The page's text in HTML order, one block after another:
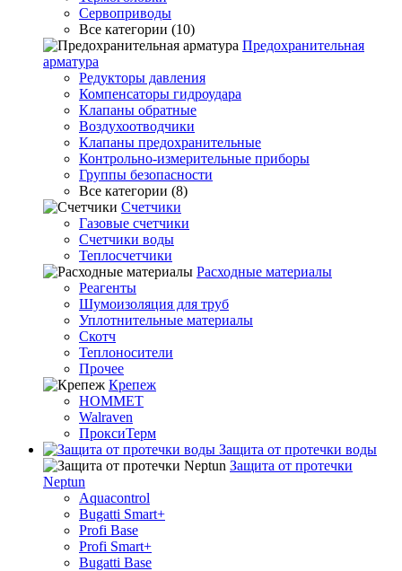
Сервоприводы
Все категории (10)
Предохранительная
арматура
Редукторы давления
Компенсаторы гидроудара
Клапаны обратные
Воздухоотводчики
Клапаны предохранительные
Контрольно-измерительные приборы
Группы безопасности
Все категории (8)
Счетчики
Газовые счетчики
Счетчики воды
Теплосчетчики
Расходные материалы
Реагенты
Шумоизоляция для труб
Уплотнительные материалы
Скотч
Теплоносители
Прочее
Крепеж
HOMMET
Walraven
ПроксиТерм
Защита от протечки воды
Защита от протечки
Neptun
Aquacontrol
Bugatti Smart+
Profi Base
Profi Smart+
Bugatti Base